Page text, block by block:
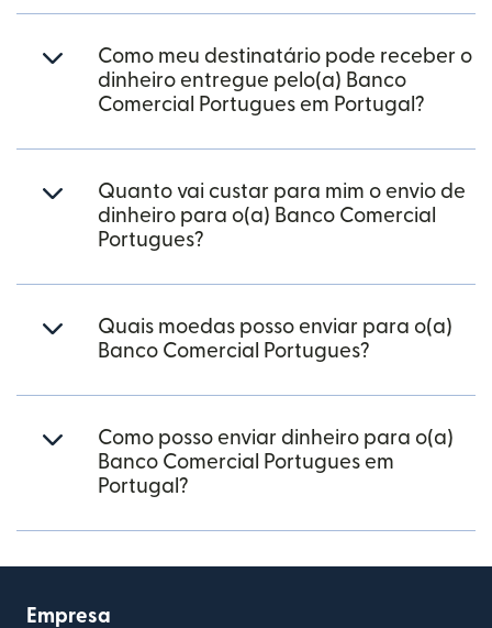
Como meu destinatário pode receber o
dinheiro entregue pelo(a) Banco
Comercial Portugues em Portugal?
Quanto vai custar para mim o envio de
dinheiro para o(a) Banco Comercial
Portugues?
Quais moedas posso enviar para o(a)
Banco Comercial Portugues?
Como posso enviar dinheiro para o(a)
Banco Comercial Portugues em
Portugal?
Empresa